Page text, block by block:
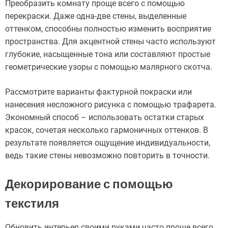
Преобразить комнату проще всего с помощью
перекраски. Даже одна-две стены, выделенные
оттенком, способны полностью изменить восприятие
пространства. Для акцентной стены часто используют
глубокие, насыщенные тона или составляют простые
геометрические узоры с помощью малярного скотча.
Рассмотрите варианты фактурной покраски или
нанесения несложного рисунка с помощью трафарета.
Экономный способ – использовать остатки старых
красок, сочетая несколько гармоничных оттенков. В
результате появляется ощущение индивидуальности,
ведь такие стены невозможно повторить в точности.
Декорирование с помощью
текстиля